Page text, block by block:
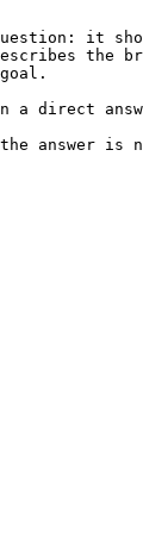
it
the
a direct
the